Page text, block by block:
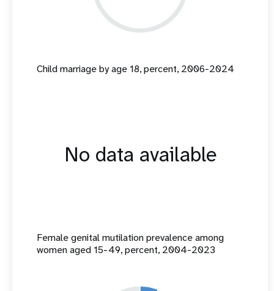
Child marriage by age 18, percent, 2006-2024
No data available
Female genital mutilation prevalence among
women aged 15-49, percent, 2004-2023